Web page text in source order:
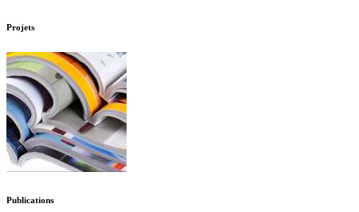
Projets
Publications